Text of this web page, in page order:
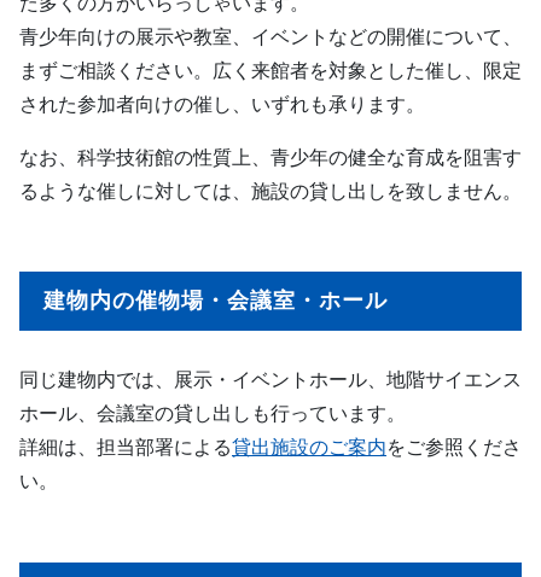
青少年向けの展示や教室、イベントなどの開催について、
まずご相談ください。広く来館者を対象とした催し、限定
された参加者向けの催し、いずれも承ります。
なお、科学技術館の性質上、青少年の健全な育成を阻害す
るような催しに対しては、施設の貸し出しを致しません。
建物内の催物場・会議室・ホール
同じ建物内では、展示・イベントホール、地階サイエンス
ホール、会議室の貸し出しも行っています。
詳細は、担当部署による貸出施設のご案内をご参照くださ
い。